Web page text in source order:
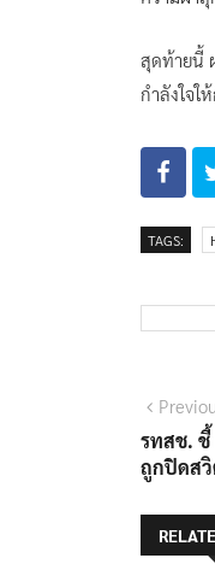
สุดท้ายนี้
กำลังใจ
TAGS:
แนะ
เรื่อง
รทสช. ชี้
ถูกปิดสวิ